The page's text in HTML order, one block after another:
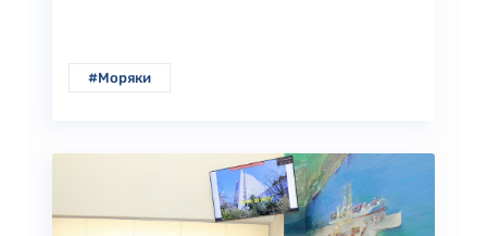
#Моряки